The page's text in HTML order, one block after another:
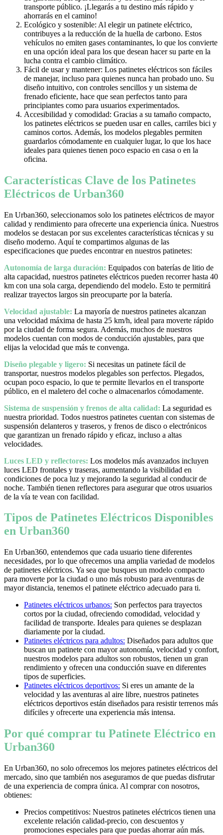
transporte público. ¡Llegarás a tu destino más rápido y
ahorrarás en el camino!
Ecológico y sostenible: Al elegir un patinete eléctrico,
contribuyes a la reducción de la huella de carbono. Estos
vehículos no emiten gases contaminantes, lo que los convierte
en una opción ideal para los que desean hacer su parte en la
lucha contra el cambio climático.
Fácil de usar y mantener: Los patinetes eléctricos son fáciles
de manejar, incluso para quienes nunca han probado uno. Su
diseño intuitivo, con controles sencillos y un sistema de
frenado eficiente, hace que sean perfectos tanto para
principiantes como para usuarios experimentados.
Accesibilidad y comodidad: Gracias a su tamaño compacto,
los patinetes eléctricos se pueden usar en calles, carriles bici y
caminos cortos. Además, los modelos plegables permiten
guardarlos cómodamente en cualquier lugar, lo que los hace
ideales para quienes tienen poco espacio en casa o en la
oficina.
Características Clave de los Patinetes
Eléctricos de Urban360
En Urban360, seleccionamos solo los patinetes eléctricos de mayor
calidad y rendimiento para ofrecerte una experiencia única. Nuestros
modelos se destacan por sus excelentes características técnicas y su
diseño moderno. Aquí te compartimos algunas de las
especificaciones que puedes encontrar en nuestros patinetes:
Autonomía de larga duración: Equipados con baterías de litio de
alta capacidad, nuestros patinetes eléctricos pueden recorrer hasta 40
km con una sola carga, dependiendo del modelo. Esto te permitirá
realizar trayectos largos sin preocuparte por la batería.
Velocidad ajustable: La mayoría de nuestros patinetes alcanzan
una velocidad máxima de hasta 25 km/h, ideal para moverte rápido
por la ciudad de forma segura. Además, muchos de nuestros
modelos cuentan con modos de conducción ajustables, para que
elijas la velocidad que más te convenga.
Diseño plegable y ligero: Si necesitas un patinete fácil de
transportar, nuestros modelos plegables son perfectos. Plegados,
ocupan poco espacio, lo que te permite llevarlos en el transporte
público, en el maletero del coche o almacenarlos cómodamente.
Sistema de suspensión y frenos de alta calidad: La seguridad es
nuestra prioridad. Todos nuestros patinetes cuentan con sistemas de
suspensión delanteros y traseros, y frenos de disco o electrónicos
que garantizan un frenado rápido y eficaz, incluso a altas
velocidades.
Luces LED y reflectores: Los modelos más avanzados incluyen
luces LED frontales y traseras, aumentando la visibilidad en
condiciones de poca luz y mejorando la seguridad al conducir de
noche. También tienen reflectores para asegurar que otros usuarios
de la vía te vean con facilidad.
Tipos de Patinetes Eléctricos Disponibles
en Urban360
En Urban360, entendemos que cada usuario tiene diferentes
necesidades, por lo que ofrecemos una amplia variedad de modelos
de patinetes eléctricos. Ya sea que busques un modelo compacto
para moverte por la ciudad o uno más robusto para aventuras de
mayor distancia, tenemos el patinete eléctrico adecuado para ti.
Patinetes eléctricos urbanos: Son perfectos para trayectos
cortos por la ciudad, ofreciendo comodidad, velocidad y
facilidad de transporte. Ideales para quienes se desplazan
diariamente por la ciudad.
Patinetes eléctricos para adultos: Diseñados para adultos que
buscan un patinete con mayor autonomía, velocidad y confort,
nuestros modelos para adultos son robustos, tienen un gran
rendimiento y ofrecen una conducción suave en diferentes
tipos de superficies.
Patinetes eléctricos deportivos: Si eres un amante de la
velocidad y las aventuras al aire libre, nuestros patinetes
eléctricos deportivos están diseñados para resistir terrenos más
difíciles y ofrecerte una experiencia más intensa.
Por qué comprar tu Patinete Eléctrico en
Urban360
En Urban360, no solo ofrecemos los mejores patinetes eléctricos del
mercado, sino que también nos aseguramos de que puedas disfrutar
de una experiencia de compra única. Al comprar con nosotros,
obtienes:
Precios competitivos: Nuestros patinetes eléctricos tienen una
excelente relación calidad-precio, con descuentos y
promociones especiales para que puedas ahorrar aún más.